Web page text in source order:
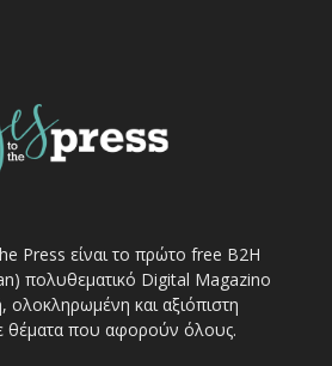
Press είναι το πρώτο free Β2Η
πολυθεματικό Digital Magazino
ολοκληρωμένη και αξιόπιστη
θέματα που αφορούν όλους.